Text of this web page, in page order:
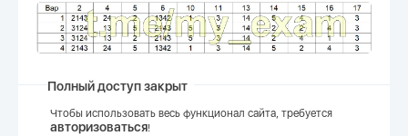
Полный доступ закрыт
Чтобы использовать весь функционал сайта, требуется
авторизоваться!